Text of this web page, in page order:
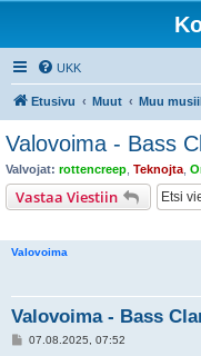
UKK
Etusivu Muut Muu
Valovoima - Bass
Valvojat: rottencreep Teknojta
Vastaa Viestiin
Valovoima
Valovoima - Bass
V07.08.2025, 07:52